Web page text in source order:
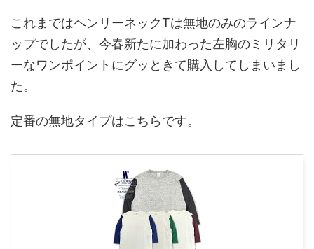
これまではヘンリーネックTは無地のみのラインナ
ップでしたが、今春新たに加わった左胸のミリタリ
ーなワンポイントにグッときて購入してしまいまし
た。
定番の無地タイプはこちらです。